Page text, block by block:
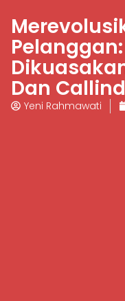
Dan
Yeni Rahmawati